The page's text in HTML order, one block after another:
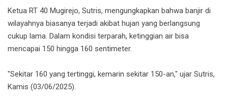
Ketua RT 40 Mugirejo, Sutris, mengungkapkan bahwa banjir di
wilayahnya biasanya terjadi akibat hujan yang berlangsung
cukup lama. Dalam kondisi terparah, ketinggian air bisa
mencapai 150 hingga 160 sentimeter.
"Sekitar 160 yang tertinggi, kemarin sekitar 150-an," ujar Sutris,
Kamis (03/06/2025).